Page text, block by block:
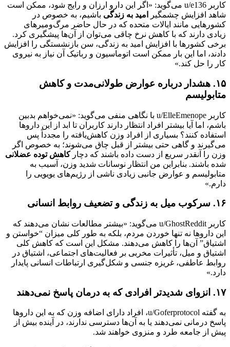
کاربر u/e136 می‌گوید: «اگر این دارو ارزان و رایج شود، ممکن است
شاهد افزایش چشمگیر
امید به زندگی باشیم، به خصوص در
کشورهایی مانند ایالات متحده که در حال حاضر مرگ‌ومیرهای
زیادی دارند که با کاهش نرخ چاقی می‌توان از آن‌ها پیشگیری کرد.
برخی کشورها با افزایش امید به زندگی، سن بازنشستگی را افزایش
دادند، اما این بار ممکن است اتوماسیون و رباتیک آن نیاز به نیروی
کار را حل کند.»
۱۵. هشدار درباره عوارض طولانی‌مدت و کاهش
متابولیسم
کاربر u/ElleEmenope با نگاهی منفی می‌گوید: «نمی‌خواهم بدبین
باشم، اما آیا بیشتر افراد انتظار دارند کاربران تا ابد از این داروها
استفاده کنند؟ بسیاری از افراد وزن کاهش‌یافته را مجدداً پس
می‌گیرند و گاهی حتی بیشتر از قبل چاق می‌شوند؛ به خصوص اگر
وزن را آنقدر سریع از دست داده باشند که دچارکاهش توده عضلانی
شده باشند. بنابراین من انتظار نوسانات شدید وزن، آسیب به
متابولیسم و عوارض جانبی زیادی ناشی از رژیم‌های یویویی را
دارم.»
۱۶. سرکوب میل به زندگی و تضعیف روابط انسانی
کاربر u/GhostReddit می‌گوید: «بیشتر مطالعات نشان می‌دهند که
این داروها نه تنها خوردن مردم، بلکه به طور کلی میزان “خواستن و
اشتیاق” آن‌ها را کاهش می‌دهند. مشکل این است که کاهش کلی
اشتیاق و میل، تأثیرات مخربی بر فعالیت‌های اجتماعی، اشتیاق در
روابط عاطفی، غریزه جنسی و شکل‌گیری ارتباطات انسانی پایدار
دارد.»
۱۷. انزوای شدیدتر افرادی که به درمان پاسخ نمی‌دهند
به گفته u/Goferprotocol، افراد دارای اضافه وزن که به این داروها
پاسخ درمانی نمی‌دهند یا به آن‌ها دسترسی ندارند، در آینده بیش از
پیش از جامعه طرد و منزوی خواهند شد.